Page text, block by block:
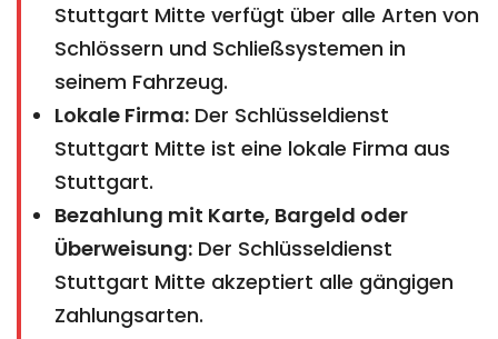
Stuttgart Mitte verfügt über alle Arten von
Schlössern und Schließsystemen in
seinem Fahrzeug.
Lokale Firma: Der Schlüsseldienst
Stuttgart Mitte ist eine lokale Firma aus
Stuttgart.
Bezahlung mit Karte, Bargeld oder
Überweisung: Der Schlüsseldienst
Stuttgart Mitte akzeptiert alle gängigen
Zahlungsarten.